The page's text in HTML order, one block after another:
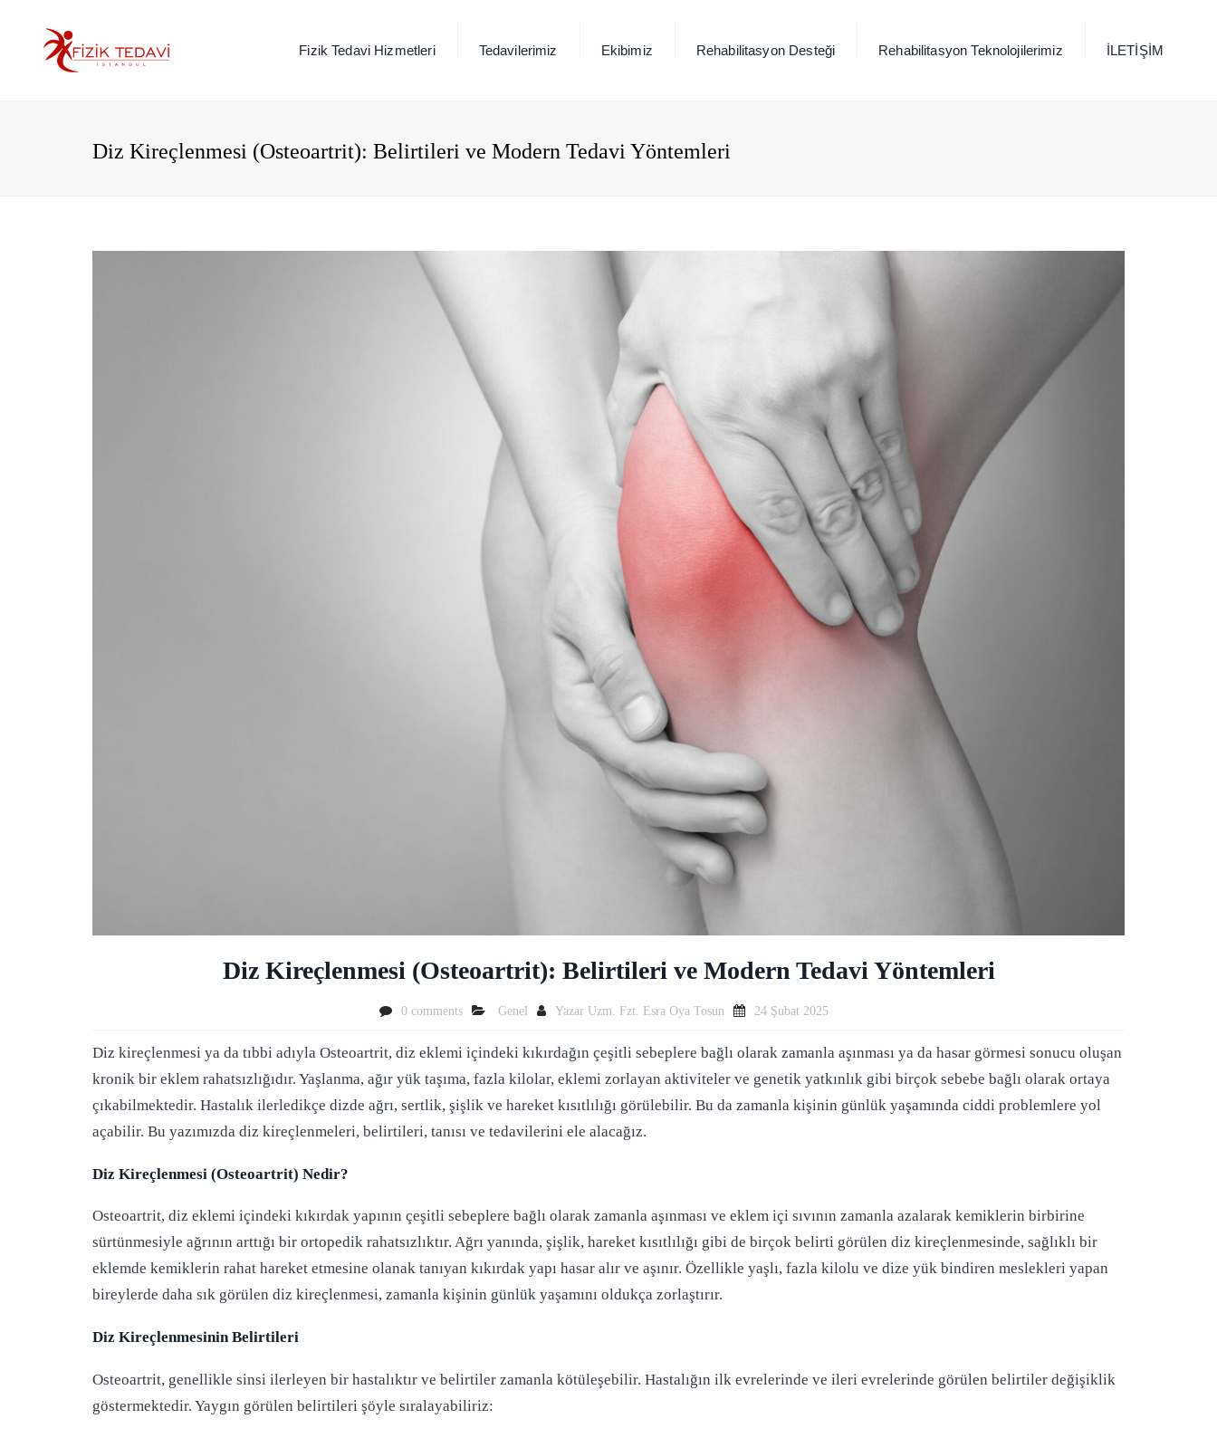
Fizik Tedavi Hizmetleri Tedavilerimiz Ekibimiz Rehabilitasyon Desteği Rehabilitasyon Teknolojilerimiz İLETİŞİM
Diz Kireçlenmesi (Osteoartrit): Belirtileri ve Modern Tedavi Yöntemleri
Diz Kireçlenmesi (Osteoartrit): Belirtileri ve Modern Tedavi Yöntemleri
0 comments Genel Yazar Uzm. Fzt. Esra Oya Tosun 24 Şubat 2025
Diz kireçlenmesi ya da tıbbi adıyla Osteoartrit, diz eklemi içindeki kıkırdağın çeşitli sebeplere bağlı olarak zamanla aşınması ya da hasar görmesi sonucu oluşan
kronik bir eklem rahatsızlığıdır. Yaşlanma, ağır yük taşıma, fazla kilolar, eklemi zorlayan aktiviteler ve genetik yatkınlık gibi birçok sebebe bağlı olarak ortaya
çıkabilmektedir. Hastalık ilerledikçe dizde ağrı, sertlik, şişlik ve hareket kısıtlılığı görülebilir. Bu da zamanla kişinin günlük yaşamında ciddi problemlere yol
açabilir. Bu yazımızda diz kireçlenmeleri, belirtileri, tanısı ve tedavilerini ele alacağız.
Diz Kireçlenmesi (Osteoartrit) Nedir?
Osteoartrit, diz eklemi içindeki kıkırdak yapının çeşitli sebeplere bağlı olarak zamanla aşınması ve eklem içi sıvının zamanla azalarak kemiklerin birbirine
sürtünmesiyle ağrının arttığı bir ortopedik rahatsızlıktır. Ağrı yanında, şişlik, hareket kısıtlılığı gibi de birçok belirti görülen diz kireçlenmesinde, sağlıklı bir
eklemde kemiklerin rahat hareket etmesine olanak tanıyan kıkırdak yapı hasar alır ve aşınır. Özellikle yaşlı, fazla kilolu ve dize yük bindiren meslekleri yapan
bireylerde daha sık görülen diz kireçlenmesi, zamanla kişinin günlük yaşamını oldukça zorlaştırır.
Diz Kireçlenmesinin Belirtileri
Osteoartrit, genellikle sinsi ilerleyen bir hastalıktır ve belirtiler zamanla kötüleşebilir. Hastalığın ilk evrelerinde ve ileri evrelerinde görülen belirtiler değişiklik
göstermektedir. Yaygın görülen belirtileri şöyle sıralayabiliriz: